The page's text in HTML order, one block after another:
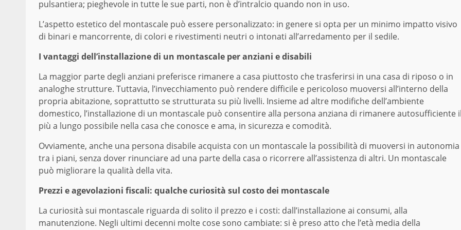
pulsantiera; pieghevole in tutte le sue parti, non è d’intralcio quando non in uso.
L’aspetto estetico del montascale può essere personalizzato: in genere si opta per un minimo impatto visivo
di binari e mancorrente, di colori e rivestimenti neutri o intonati all’arredamento per il sedile.
I vantaggi dell’installazione di un montascale per anziani e disabili
La maggior parte degli anziani preferisce rimanere a casa piuttosto che trasferirsi in una casa di riposo o in
analoghe strutture. Tuttavia, l’invecchiamento può rendere difficile e pericoloso muoversi all’interno della
propria abitazione, soprattutto se strutturata su più livelli. Insieme ad altre modifiche dell’ambiente
domestico, l’installazione di un montascale può consentire alla persona anziana di rimanere autosufficiente
più a lungo possibile nella casa che conosce e ama, in sicurezza e comodità.
Ovviamente, anche una persona disabile acquista con un montascale la possibilità di muoversi in autonomia
tra i piani, senza dover rinunciare ad una parte della casa o ricorrere all’assistenza di altri. Un montascale
può migliorare la qualità della vita.
Prezzi e agevolazioni fiscali: qualche curiosità sul costo dei montascale
La curiosità sui montascale riguarda di solito il prezzo e i costi: dall’installazione ai consumi, alla
manutenzione. Negli ultimi decenni molte cose sono cambiate: si è preso atto che l’età media della